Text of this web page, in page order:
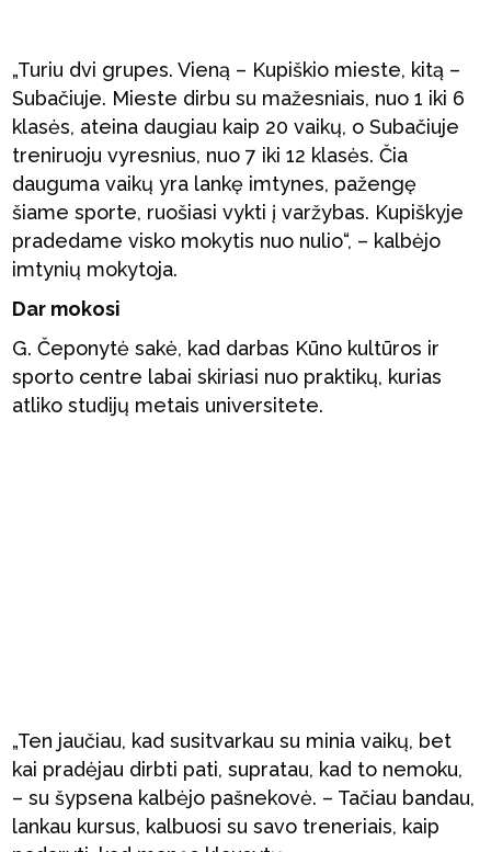
„Turiu dvi grupes. Vieną – Kupiškio mieste, kitą –
Subačiuje. Mieste dirbu su mažesniais, nuo 1 iki 6
klasės, ateina daugiau kaip 20 vaikų, o Subačiuje
treniruoju vyresnius, nuo 7 iki 12 klasės. Čia
dauguma vaikų yra lankę imtynes, pažengę
šiame sporte, ruošiasi vykti į varžybas. Kupiškyje
pradedame visko mokytis nuo nulio“, – kalbėjo
imtynių mokytoja.
Dar mokosi
G. Čeponytė sakė, kad darbas Kūno kultūros ir
sporto centre labai skiriasi nuo praktikų, kurias
atliko studijų metais universitete.
„Ten jaučiau, kad susitvarkau su minia vaikų, bet
kai pradėjau dirbti pati, supratau, kad to nemoku,
– su šypsena kalbėjo pašnekovė. – Tačiau bandau,
lankau kursus, kalbuosi su savo treneriais, kaip